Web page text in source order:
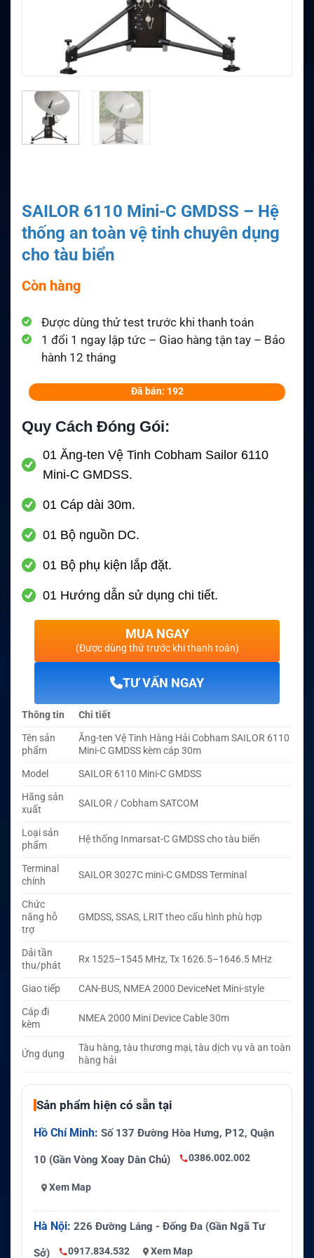
SAILOR 6110 Mini-C GMDSS – Hệ
thống an toàn vệ tinh chuyên dụng
cho tàu biển
Còn hàng
Được dùng thử test trước khi thanh toán
1 đổi 1 ngay lập tức – Giao hàng tận tay – Bảo
hành 12 tháng
Đã bán: 192
Quy Cách Đóng Gói:
01 Ăng-ten Vệ Tinh Cobham Sailor 6110
Mini-C GMDSS.
01 Cáp dài 30m.
01 Bộ nguồn DC.
01 Bộ phụ kiện lắp đặt.
01 Hướng dẫn sử dụng chi tiết.
MUA NGAY
(Được dùng thử trước khi thanh toán)
TƯ VẤN NGAY
Thông tin
Chi tiết
Tên sản
phẩm
Ăng-ten Vệ Tinh Hàng Hải Cobham SAILOR 6110
Mini-C GMDSS kèm cáp 30m
Model
SAILOR 6110 Mini-C GMDSS
Hãng sản
xuất
SAILOR / Cobham SATCOM
Loại sản
phẩm
Hệ thống Inmarsat-C GMDSS cho tàu biển
Terminal
chính
SAILOR 3027C mini-C GMDSS Terminal
Chức
năng hỗ
trợ
GMDSS, SSAS, LRIT theo cấu hình phù hợp
Dải tần
thu/phát
Rx 1525–1545 MHz, Tx 1626.5–1646.5 MHz
Giao tiếp
CAN-BUS, NMEA 2000 DeviceNet Mini-style
Cáp đi
kèm
NMEA 2000 Mini Device Cable 30m
Ứng dụng
Tàu hàng, tàu thương mại, tàu dịch vụ và an toàn
hàng hải
Sản phẩm hiện có sẵn tại
Hồ Chí Minh: Số 137 Đường Hòa Hưng, P12, Quận
10 (Gần Vòng Xoay Dân Chủ) 0386.002.002
Xem Map
Hà Nội: 226 Đường Láng - Đống Đa (Gần Ngã Tư
Sở) 0917.834.532 Xem Map